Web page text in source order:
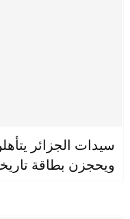
سيدات الجزائر
ويحجزن بطاقة تاريخية